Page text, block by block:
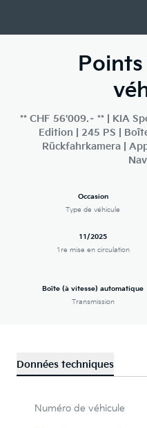
** CHF 56'009.– ** | KIA
Edition | 245 PS |
Rückfahrkamera |
Occasion
Type de véhicule
11/2025
1re mise en circulation
Boîte (à vitesse) automatique
Transmission
Données techniques
Numéro de véhicule